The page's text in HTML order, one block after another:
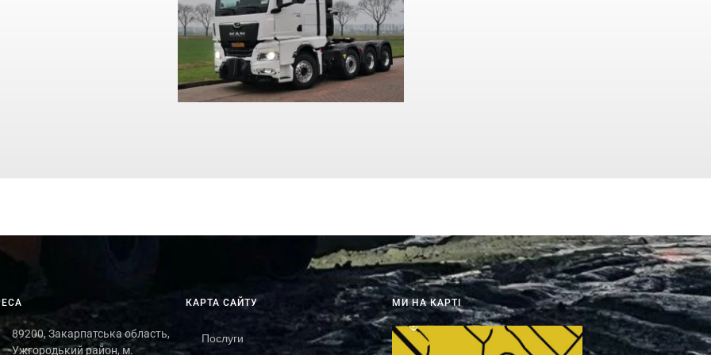
89200, Закарпатська область,
Ужгородький район, м.
КАРТА САЙТУ
Послуги
МИ НА КАРТІ